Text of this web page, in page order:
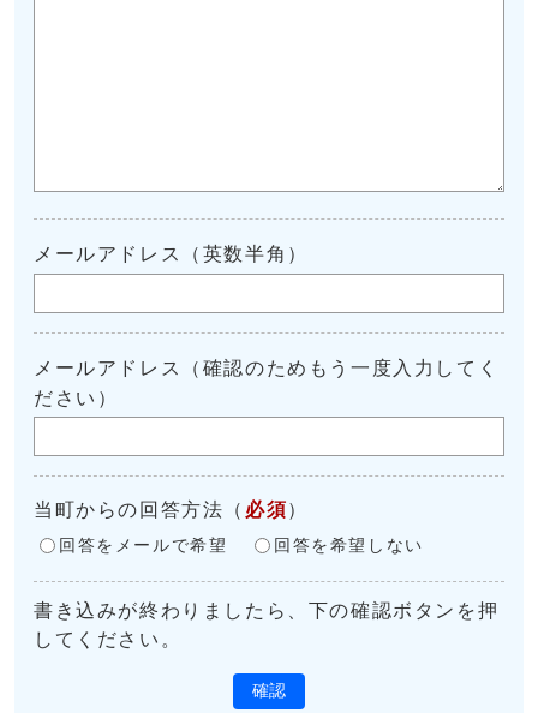
メールアドレス（英数半角）
メールアドレス（確認のためもう一度入力してく
ださい）
当町からの回答方法 （ 必須 ）
回答をメールで希望 回答を希望しない
書き込みが終わりましたら、下の確認ボタンを押
してください。
確認